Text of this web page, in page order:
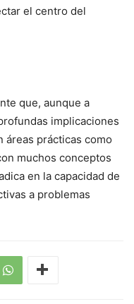
el centro del
que, aunque a
implicaciones
áreas prácticas como
muchos conceptos
en la capacidad de
a problemas